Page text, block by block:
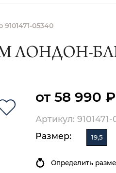
05340
БЛЮ
от 58 990 ₽
Артикул:
Размер:
19,5
Определить